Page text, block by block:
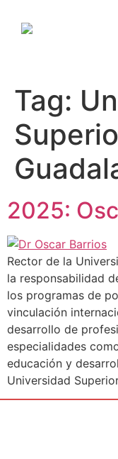
Tag:
2025:
Rector de la
la responsabilidad
los programas de
vinculación
desarrollo de
especialidades
educación y
Universidad